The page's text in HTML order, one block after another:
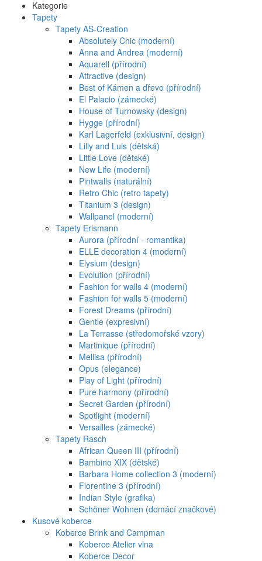
Kategorie
Tapety
Tapety AS-Creation
Absolutely Chic (moderní)
Anna and Andrea (moderní)
Aquarell (přírodní)
Attractive (design)
Best of Kámen a dřevo (přírodní)
El Palacio (zámecké)
House of Turnowsky (design)
Hygge (přírodní)
Karl Lagerfeld (exklusivní, design)
Lilly and Luis (dětská)
Little Love (dětské)
New Life (moderní)
Pintwalls (naturální)
Retro Chic (retro tapety)
Titanium 3 (design)
Wallpanel (moderní)
Tapety Erismann
Aurora (přírodní - romantika)
ELLE decoration 4 (moderní)
Elysium (design)
Evolution (přírodní)
Fashion for walls 4 (moderní)
Fashion for walls 5 (moderní)
Forest Dreams (přírodní)
Gentle (expresivní)
La Terrasse (středomořské vzory)
Martinique (přírodní)
Mellisa (přírodní)
Opus (elegance)
Play of Light (přírodní)
Pure harmony (přírodní)
Secret Garden (přírodní)
Spotlight (moderní)
Versailles (zámecké)
Tapety Rasch
African Queen III (přírodní)
Bambino XIX (dětské)
Barbara Home collection 3 (moderní)
Florentine 3 (přírodní)
Indian Style (grafika)
Schöner Wohnen (domácí značkové)
Kusové koberce
Koberce Brink and Campman
Koberce Atelier vlna
Koberce Decor